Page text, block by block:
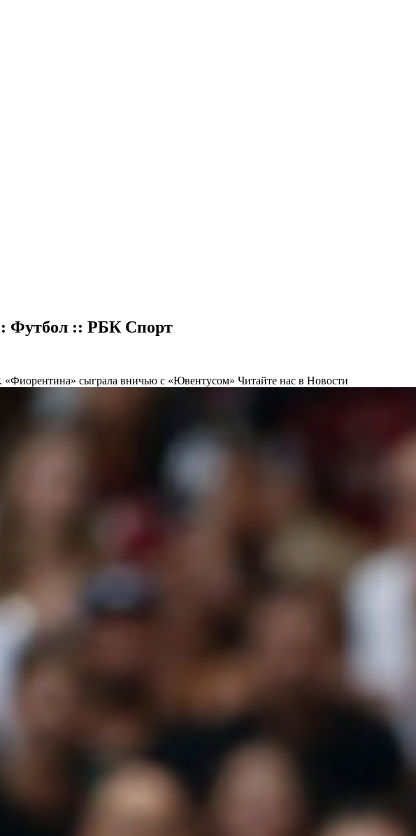
Футбол :: РБК Спорт
«Фиорентина» сыграла вничью с «Ювентусом» Читайте нас в Новости